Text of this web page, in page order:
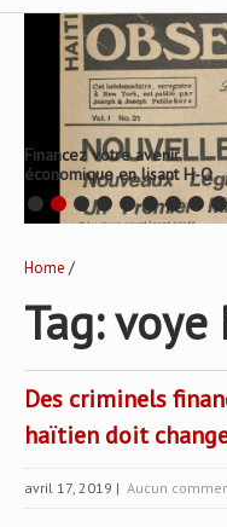
Financez votre avenir
économique en lisant H-O
Home /
Tag:
Des criminels
haïtien doit
avril 17, 2019 | Aucun